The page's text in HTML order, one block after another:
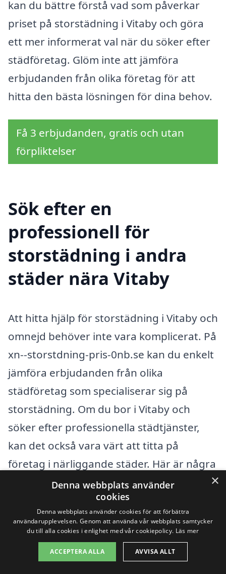
kan du bättre förstå vad som påverkar
priset på storstädning i Vitaby och göra
ett mer informerat val när du söker efter
städföretag. Glöm inte att jämföra
erbjudanden från olika företag för att
hitta den bästa lösningen för dina behov.
Få 3 erbjudanden, gratis och utan
förpliktelser
Sök efter en
professionell för
storstädning i andra
städer nära Vitaby
Att hitta hjälp för storstädning i Vitaby och
omnejd behöver inte vara komplicerat. På
xn--storstdning-pris-0nb.se kan du enkelt
jämföra erbjudanden från olika
städföretag som specialiserar sig på
storstädning. Om du bor i Vitaby och
söker efter professionella städtjänster,
kan det också vara värt att titta på
företag i närliggande städer. Här är några
städer där du kan hitta pålitliga företag
Simrishamn
×
Denna webbplats använder
cookies
Denna webbplats använder cookies för att förbättra
användarupplevelsen. Genom att använda vår webbplats samtycker
du till alla cookies i enlighet med vår cookiepolicy. Läs mer
ACCEPTERA ALLA AVVISA ALLT